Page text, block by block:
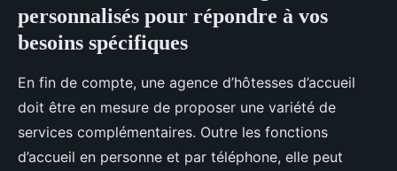
personnalisés pour répondre à vos
besoins spécifiques
En fin de compte, une agence d’hôtesses d’accueil
doit être en mesure de proposer une variété de
services complémentaires. Outre les fonctions
d’accueil en personne et par téléphone, elle peut